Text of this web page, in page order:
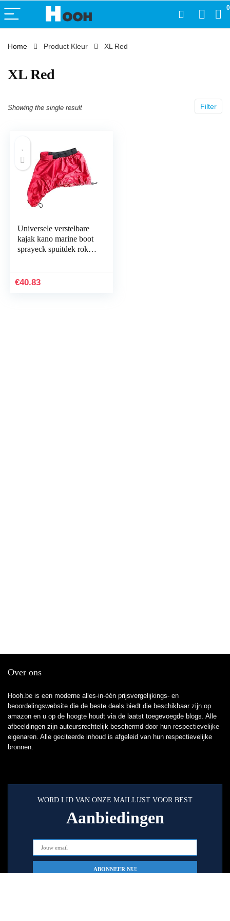
0
Home Product Kleur ‎XL Red
‎XL Red
Filter
Showing the single result
Universele verstelbare
kajak kano marine boot
sprayeck spuitdek rok
€40.83
Over ons
Hooh.be is een moderne alles-in-één prijsvergelijkings- en
beoordelingswebsite die de beste deals biedt die beschikbaar zijn op
amazon en u op de hoogte houdt via de laatst toegevoegde blogs. Alle
afbeeldingen zijn auteursrechtelijk beschermd door hun respectievelijke
eigenaren. Alle geciteerde inhoud is afgeleid van hun respectievelijke
bronnen.
WORD LID VAN ONZE MAILLIJST VOOR BEST
Aanbiedingen